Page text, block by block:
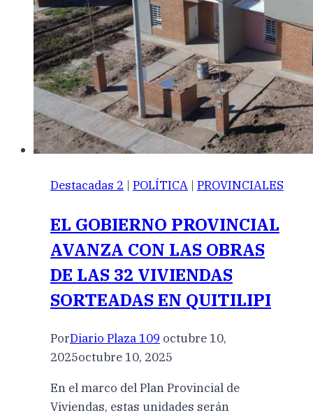
Destacadas 2 | POLÍTICA | PROVINCIALES
EL GOBIERNO PROVINCIAL
AVANZA CON LAS OBRAS
DE LAS 32 VIVIENDAS
SORTEADAS EN QUITILIPI
PorDiario Plaza 109 octubre 10,
2025octubre 10, 2025
En el marco del Plan Provincial de
Viviendas, estas unidades serán